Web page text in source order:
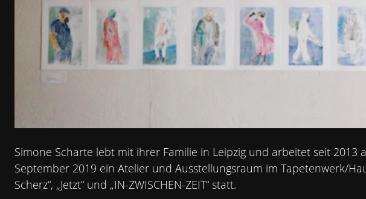
Simone Scharte lebt mit ihrer Familie in Leipzig und arbeitet seit
September 2019 ein Atelier und Ausstellungsraum im Tapetenwerk/
Scherz“, „Jetzt“ und „IN-ZWISCHEN-ZEIT“ statt.